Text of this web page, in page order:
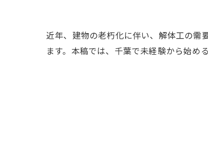
近年、建物の老朽化に伴い、解体工の需
ます。本稿では、千葉で未経験から始め